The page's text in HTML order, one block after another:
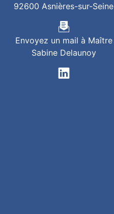
92600 Asnières-sur-Seine
Envoyez un mail à Maître
Sabine Delaunoy